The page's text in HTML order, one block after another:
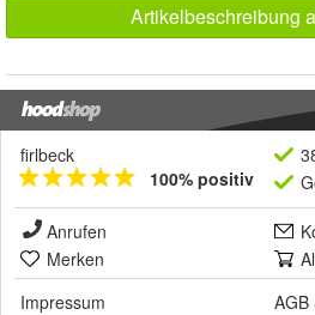
Artikelbeschreibung
firlbeck
100% positiv
Anrufen
Merken
Impressum
AGB